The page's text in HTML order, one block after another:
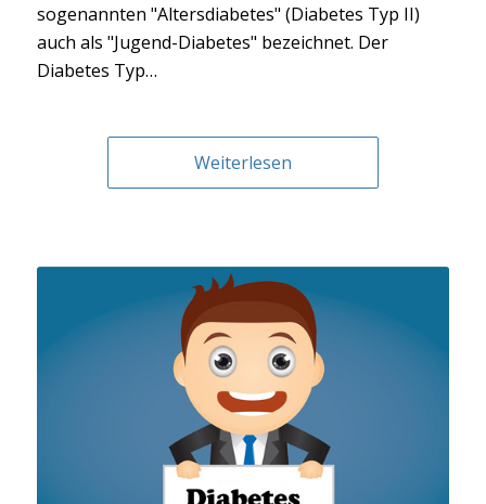
sogenannten "Altersdiabetes" (Diabetes Typ II)
auch als "Jugend-Diabetes" bezeichnet. Der
Diabetes Typ…
Weiterlesen